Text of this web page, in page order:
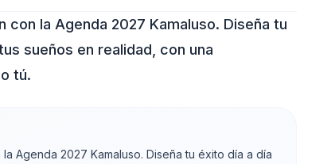
la Agenda 2027 Kamaluso. Diseña tu
sueños en realidad, con una
tú.
Agenda 2027 Kamaluso. Diseña tu éxito día a día